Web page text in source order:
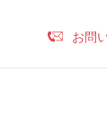
お問